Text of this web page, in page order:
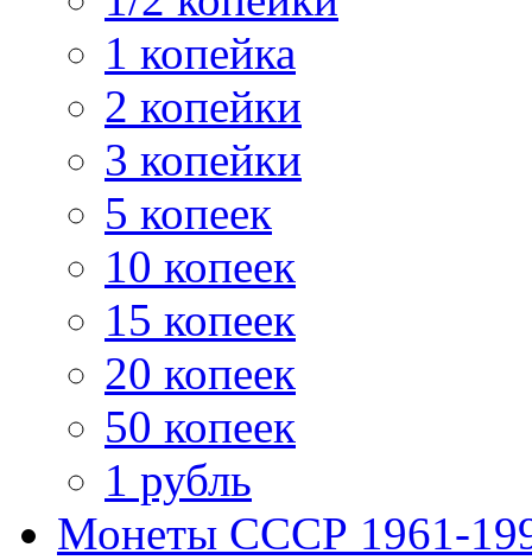
1 копейка
2 копейки
3 копейки
5 копеек
10 копеек
15 копеек
20 копеек
50 копеек
1 рубль
Монеты СССР 1961-